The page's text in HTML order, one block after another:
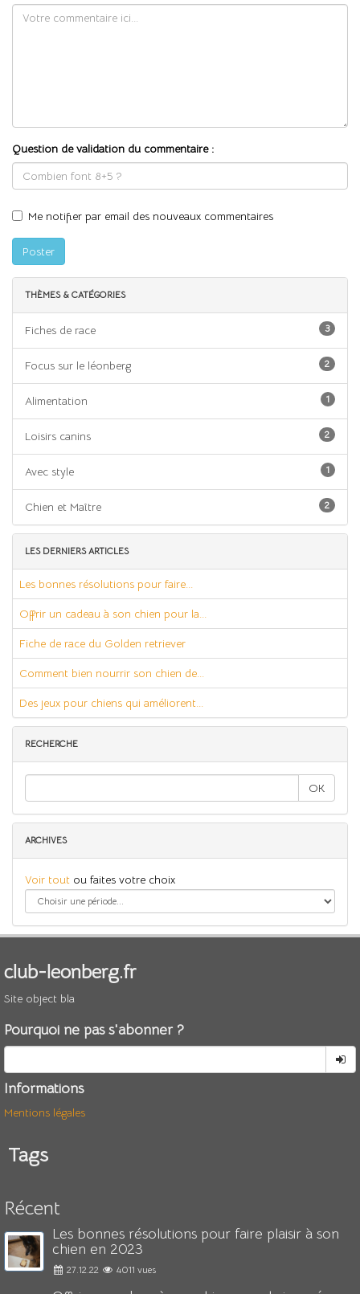
Question de validation du commentaire :
Me notifier par email des nouveaux commentaires
Poster
THÈMES & CATÉGORIES
Fiches de race 3
Focus sur le léonberg 2
Alimentation 1
Loisirs canins 2
Avec style 1
Chien et Maître 2
LES DERNIERS ARTICLES
Les bonnes résolutions pour faire...
Offrir un cadeau à son chien pour la...
Fiche de race du Golden retriever
Comment bien nourrir son chien de...
Des jeux pour chiens qui améliorent...
RECHERCHE
OK
ARCHIVES
Voir tout ou faites votre choix
club-leonberg.fr
Site object bla
Pourquoi ne pas s'abonner ?
Informations
Mentions légales
Tags
Récent
Les bonnes résolutions pour faire plaisir à son
chien en 2023
27.12.22 4011 vues